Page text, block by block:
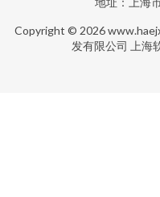
Copyright © 2026
发有限公司
上海